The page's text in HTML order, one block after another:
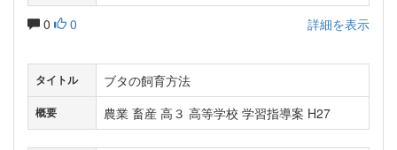
0 0 詳細を表示
タイトル ブタの飼育方法
概要 農業 畜産 高３ 高等学校 学習指導案 H27